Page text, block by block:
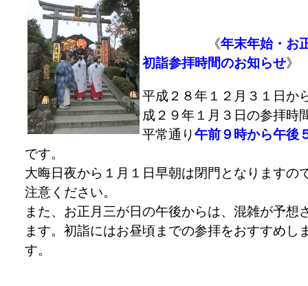
《年末年始・お
初詣参拝時間のお知らせ》
平成２８年１２月３１日か
成２９年１月３日の参拝時
平常通り午前９時から午後
です。
大晦日夜から１月１日早朝は閉門となりますの
注意ください。
また、お正月三が日の午後からは、混雑が予想
ます。初詣にはお昼頃までの参拝をおすすめし
す。